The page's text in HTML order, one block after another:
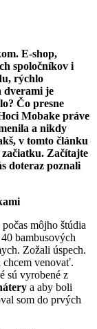
E-shop,
spoločníkov i
rýchlo
dverami je
Čo presne
Mobake práve
a nikdy
v tomto článku
Začítajte
doteraz poznali
môjho štúdia
bambusových
Zožali úspech.
chcem venovať.
sú vyrobené z
a aby boli
som do prvých